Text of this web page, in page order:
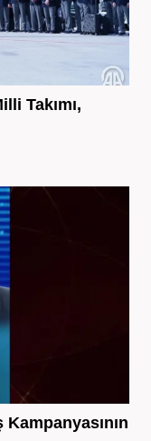
Takımı,